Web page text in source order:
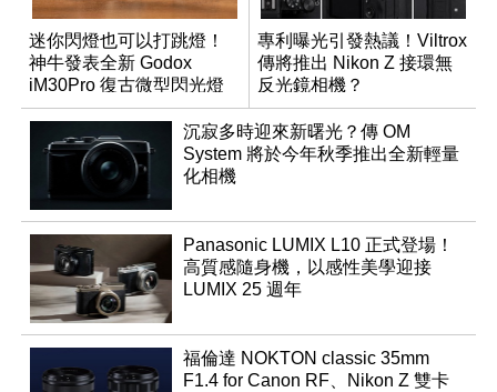
迷你閃燈也可以打跳燈！
神牛發表全新 Godox
iM30Pro 復古微型閃光燈
專利曝光引發熱議！Viltrox
傳將推出 Nikon Z 接環無
反光鏡相機？
沉寂多時迎來新曙光？傳 OM
System 將於今年秋季推出全新輕量
化相機
Panasonic LUMIX L10 正式登場！
高質感隨身機，以感性美學迎接
LUMIX 25 週年
福倫達 NOKTON classic 35mm
F1.4 for Canon RF、Nikon Z 雙卡